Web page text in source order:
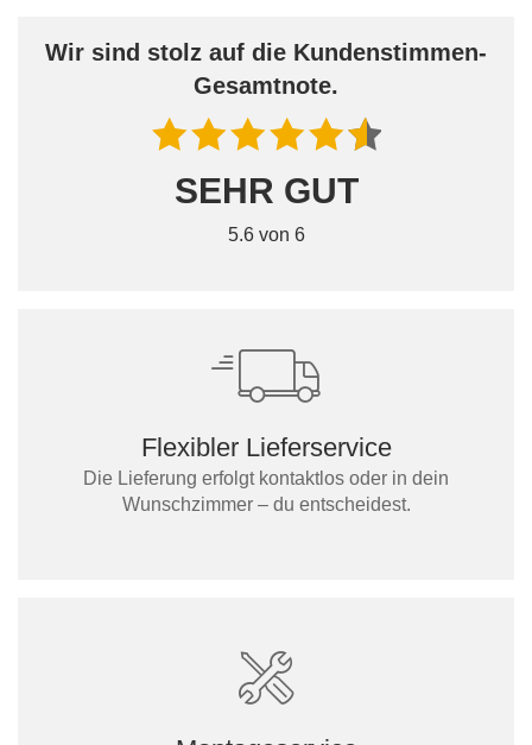
Wir sind stolz auf die Kundenstimmen-
Gesamtnote.
SEHR GUT
5.6 von 6
Flexibler Lieferservice
Die Lieferung erfolgt kontaktlos oder in dein
Wunschzimmer – du entscheidest.